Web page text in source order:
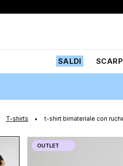
SALDI
T-shirts t-shirt bimateriale con
OUTLET